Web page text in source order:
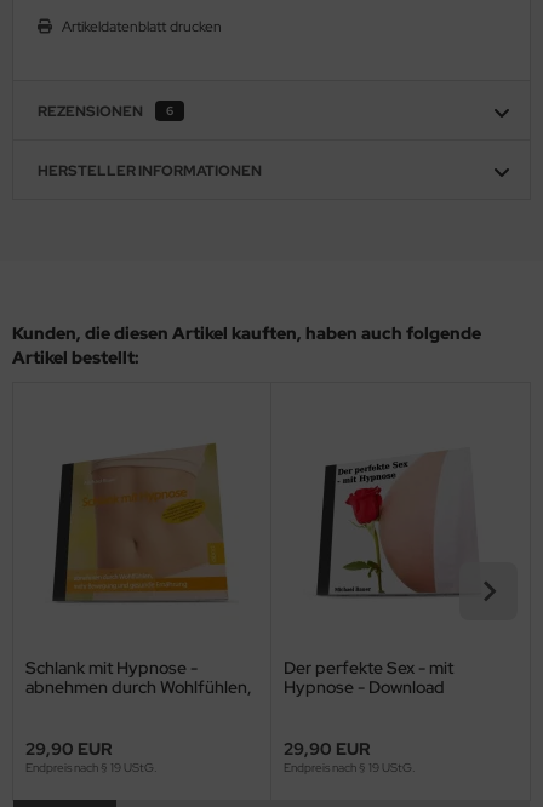
Artikeldatenblatt drucken
REZENSIONEN 6
HERSTELLER INFORMATIONEN
Kunden, die diesen Artikel kauften, haben auch folgende
Artikel bestellt:
Schlank mit Hypnose -
abnehmen durch Wohlfühlen,
29,90 EUR
Endpreis nach § 19 UStG.
Der perfekte Sex - mit
Hypnose - Download
29,90 EUR
Endpreis nach § 19 UStG.